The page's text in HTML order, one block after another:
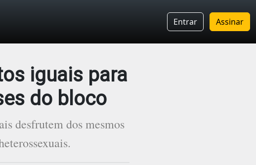
Entrar Assinar
iguais para
do bloco
desfrutem dos mesmos